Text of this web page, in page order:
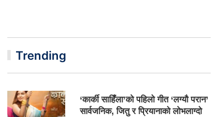
Trending
‘कार्की साहिँला’को पहिलो गीत ‘लग्यौ परान’
सार्वजनिक, जितु र प्रियानाको लोभलाग्दो